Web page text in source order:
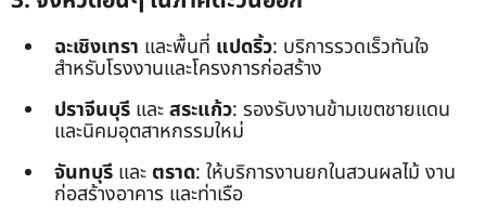
ฉะเชิงเทรา และพื้นที่ แปดริ้ว: บริการรวดเร็วทันใจ
สำหรับโรงงานและโครงการก่อสร้าง
ปราจีนบุรี และสระแก้ว: รองรับงานข้ามเขตชายแดน
และนิคมอุตสาหกรรมใหม่
จันทบุรี และ ตราด: ให้บริการงานยกในสวนผลไม้ งาน
ก่อสร้างอาคาร และท่าเรือ